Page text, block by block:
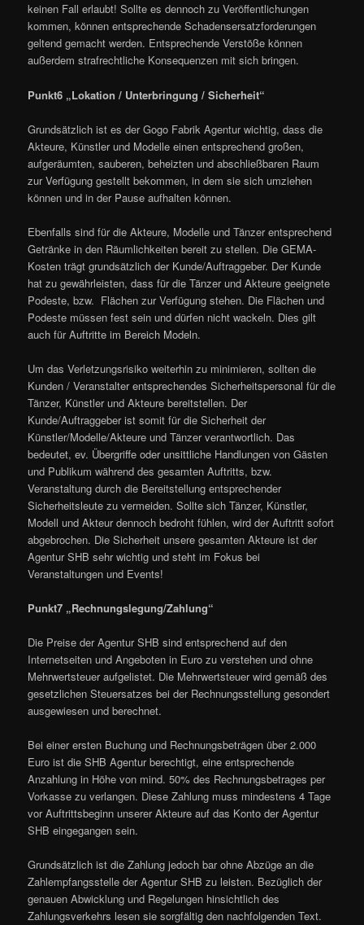
keinen Fall erlaubt! Sollte es dennoch zu Veröffentlichungen
kommen, können entsprechende Schadensersatzforderungen
geltend gemacht werden. Entsprechende Verstöße können
außerdem strafrechtliche Konsequenzen mit sich bringen.
Punkt6 „Lokation / Unterbringung / Sicherheit“
Grundsätzlich ist es der Gogo Fabrik Agentur wichtig, dass die
Akteure, Künstler und Modelle einen entsprechend großen,
aufgeräumten, sauberen, beheizten und abschließbaren Raum
zur Verfügung gestellt bekommen, in dem sie sich umziehen
können und in der Pause aufhalten können.
Ebenfalls sind für die Akteure, Modelle und Tänzer entsprechend
Getränke in den Räumlichkeiten bereit zu stellen. Die GEMA-
Kosten trägt grundsätzlich der Kunde/Auftraggeber. Der Kunde
hat zu gewährleisten, dass für die Tänzer und Akteure geeignete
Podeste, bzw. Flächen zur Verfügung stehen. Die Flächen und
Podeste müssen fest sein und dürfen nicht wackeln. Dies gilt
auch für Auftritte im Bereich Modeln.
Um das Verletzungsrisiko weiterhin zu minimieren, sollten die
Kunden / Veranstalter entsprechendes Sicherheitspersonal für die
Tänzer, Künstler und Akteure bereitstellen. Der
Kunde/Auftraggeber ist somit für die Sicherheit der
Künstler/Modelle/Akteure und Tänzer verantwortlich. Das
bedeutet, ev. Übergriffe oder unsittliche Handlungen von Gästen
und Publikum während des gesamten Auftritts, bzw.
Veranstaltung durch die Bereitstellung entsprechender
Sicherheitsleute zu vermeiden. Sollte sich Tänzer, Künstler,
Modell und Akteur dennoch bedroht fühlen, wird der Auftritt sofort
abgebrochen. Die Sicherheit unsere gesamten Akteure ist der
Agentur SHB sehr wichtig und steht im Fokus bei
Veranstaltungen und Events!
Punkt7 „Rechnungslegung/Zahlung“
Die Preise der Agentur SHB sind entsprechend auf den
Internetseiten und Angeboten in Euro zu verstehen und ohne
Mehrwertsteuer aufgelistet. Die Mehrwertsteuer wird gemäß des
gesetzlichen Steuersatzes bei der Rechnungsstellung gesondert
ausgewiesen und berechnet.
Bei einer ersten Buchung und Rechnungsbeträgen über 2.000
Euro ist die SHB Agentur berechtigt, eine entsprechende
Anzahlung in Höhe von mind. 50% des Rechnungsbetrages per
Vorkasse zu verlangen. Diese Zahlung muss mindestens 4 Tage
vor Auftrittsbeginn unserer Akteure auf das Konto der Agentur
SHB eingegangen sein.
Grundsätzlich ist die Zahlung jedoch bar ohne Abzüge an die
Zahlempfangsstelle der Agentur SHB zu leisten. Bezüglich der
genauen Abwicklung und Regelungen hinsichtlich des
Zahlungsverkehrs lesen sie sorgfältig den nachfolgenden Text.